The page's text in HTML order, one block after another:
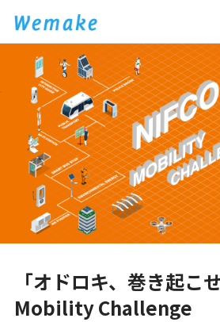
「オドロキ、巻き起こ
Mobility Challenge